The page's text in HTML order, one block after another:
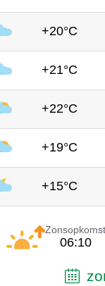
+20°C
+21°C
+22°C
+19°C
+15°C
Zonsopkomst
06:10